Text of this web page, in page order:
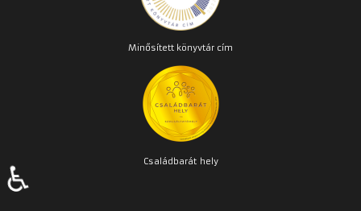
Minősített könyvtár cím
Családbarát hely